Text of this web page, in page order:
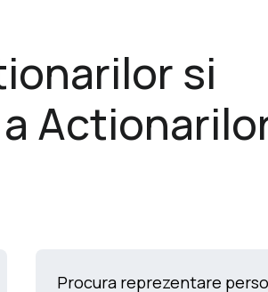
si
Procura reprezentare